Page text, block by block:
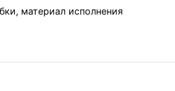
материал исполнения